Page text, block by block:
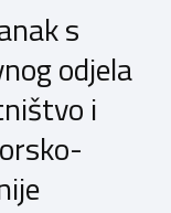
s
odjela
i